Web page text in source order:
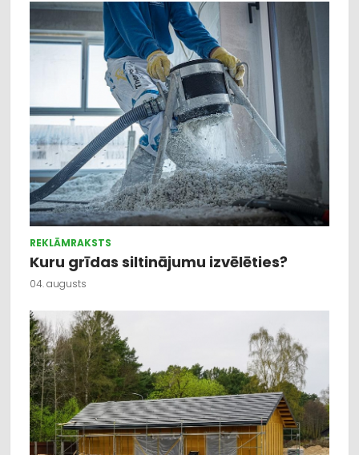
REKLĀMRAKSTS
Kuru grīdas siltinājumu izvēlēties?
04. augusts